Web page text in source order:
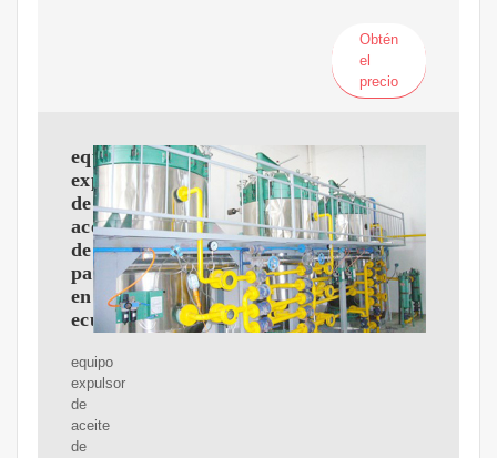
Obtén
el
precio
equipo
expulsor
de
aceite
de
palmiste
en
ecuador
equipo
expulsor
de
aceite
de